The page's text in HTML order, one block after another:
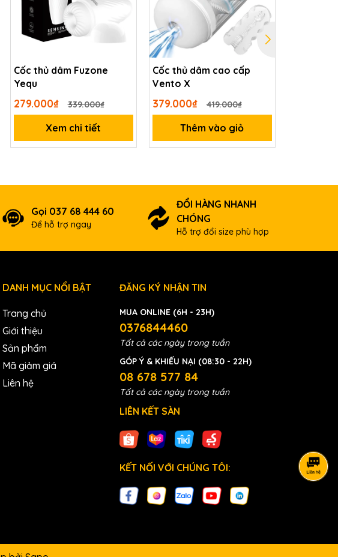
Cốc thủ dâm Fuzone
Yequ
279.000₫ 339.000₫
Xem chi tiết
Cốc thủ dâm cao cấp
Vento X
379.000₫ 419.000₫
Thêm vào giỏ
Gọi 037 68 444 60
Để hỗ trợ ngay
ĐỔI HÀNG NHANH
CHÓNG
Hỗ trợ đổi size phù hợp
DANH MỤC NỔI BẬT
Trang chủ
Giới thiệu
Sản phẩm
Mã giảm giá
Liên hệ
ĐĂNG KÝ NHẬN TIN
MUA ONLINE (6H - 23H)
0376844460
Tất cả các ngày trong tuần
GÓP Ý & KHIẾU NẠI (08:30 - 22H)
08 678 577 84
Tất cả các ngày trong tuần
LIÊN KẾT SÀN
KẾT NỐI VỚI CHÚNG TÔI: